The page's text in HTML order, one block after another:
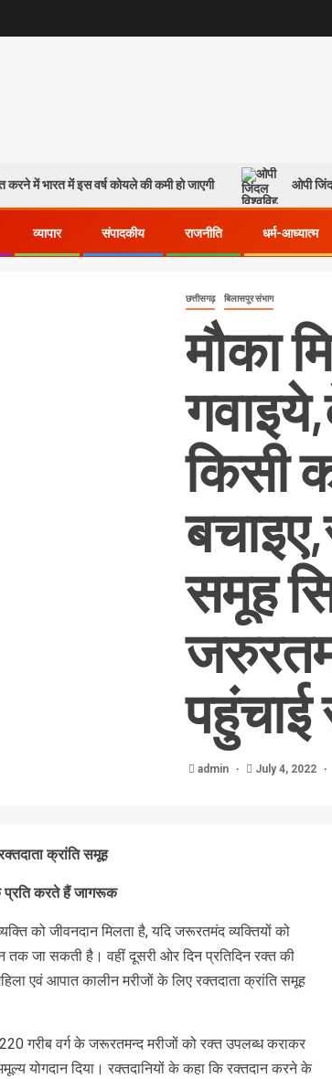
करने में भारत में इस वर्ष कोयले की कमी हो जाएगी ओपी
व्यापार संपादकीय राजनीति धर्म-आध्यात्म
छत्तीसगढ़ बिलासपुर संभाग
मौका
किसी
समूह
पहुंचाई
admin July 4, 2022
क्रांति समूह
प्रति करते हैं जागरूक
को जीवनदान मिलता है, यदि जरूरतमंद व्यक्तियों को
तक जा सकती है। वहीं दूसरी ओर दिन प्रतिदिन रक्त की
एवं आपात कालीन मरीजों के लिए रक्तदाता क्रांति समूह
गरीब वर्ग के जरूरतमन्द मरीजों को रक्त उपलब्ध कराकर
योगदान दिया। रक्तदानियों के कहा कि रक्तदान करने के